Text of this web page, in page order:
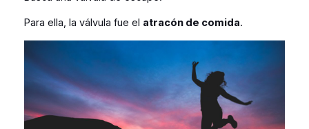
Para ella, la válvula fue el atracón de comida.